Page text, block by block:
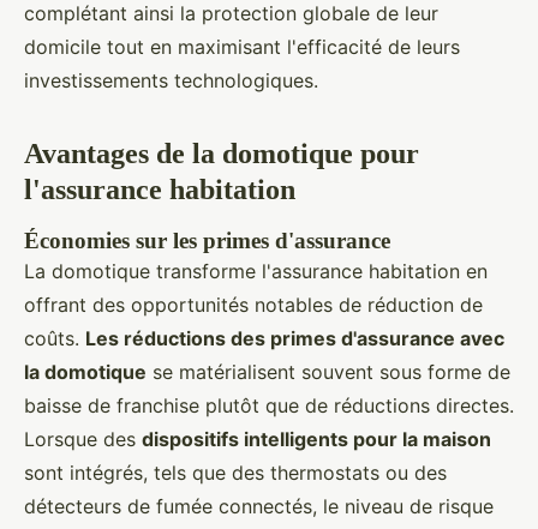
complétant ainsi la protection globale de leur
domicile tout en maximisant l'efficacité de leurs
investissements technologiques.
Avantages de la domotique pour
l'assurance habitation
Économies sur les primes d'assurance
La domotique transforme l'assurance habitation en
offrant des opportunités notables de réduction de
coûts. Les réductions des primes d'assurance avec
la domotique se matérialisent souvent sous forme de
baisse de franchise plutôt que de réductions directes.
Lorsque des dispositifs intelligents pour la maison
sont intégrés, tels que des thermostats ou des
détecteurs de fumée connectés, le niveau de risque